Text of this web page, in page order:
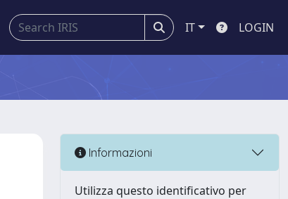
IT LOGIN
Informazioni
Utilizza questo identificativo per